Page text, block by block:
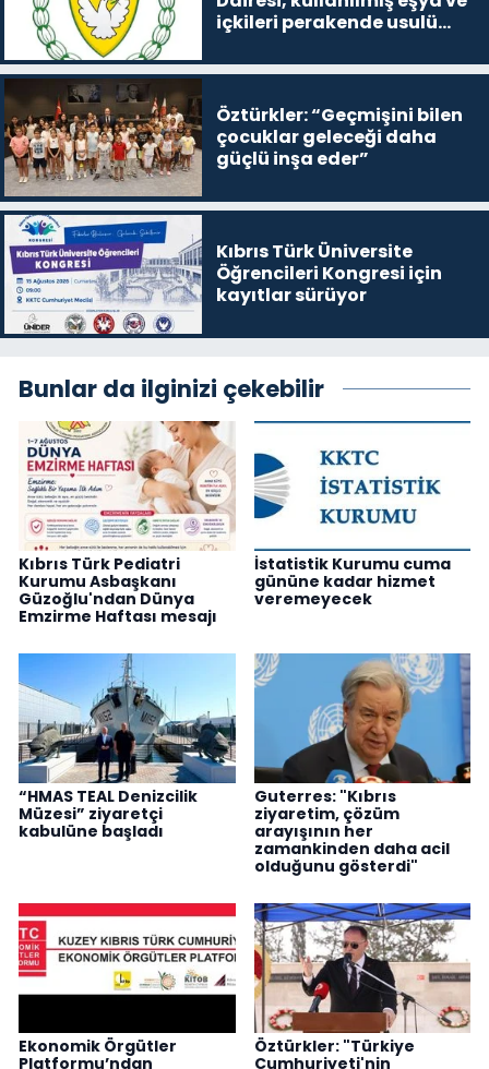
içkileri perakende usulü
Öztürkler: “Geçmişini bilen
çocuklar geleceği daha
güçlü inşa eder”
Kıbrıs Türk Üniversite
Öğrencileri Kongresi için
kayıtlar sürüyor
Bunlar da ilginizi çekebilir
Kıbrıs Türk Pediatri
Kurumu Asbaşkanı
Güzoğlu'ndan Dünya
Emzirme Haftası mesajı
İstatistik Kurumu cuma
gününe kadar hizmet
veremeyecek
“HMAS TEAL Denizcilik
Müzesi” ziyaretçi
kabulüne başladı
Guterres: "Kıbrıs
ziyaretim, çözüm
arayışının her
zamankinden daha acil
olduğunu gösterdi"
Ekonomik Örgütler
Platformu’ndan
Öztürkler: "Türkiye
Cumhuriyeti'nin